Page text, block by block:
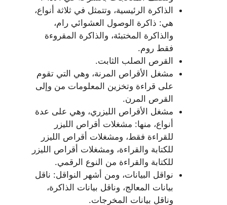
الذاكرة الرئيسية، وتتمثل في ثلاثة أنواع،
هي: ذاكرة الوصول العشوائي رام،
والذاكرة المختبئة، والذاكرة المقروءة
فقط روم.
القرص الصلب الثابت.
مشغل الأقراص المرنة، وهي التي تقوم
على قراءة وتخزين المعلومات من وإلى
القرص المرن.
مشغل الأقراص الليزري، وهي على عدة
أنواع، منها: مشغلات أقراص الليزر
للقراءة فقط، ومشغلات أقراص الليزر
للكتابة والقراءة، ومشغلات أقراص الليزر
للكتابة والقراءة من النوع الرقمي.
نواقل البيانات، ومن أشهر النواقل: ناقل
بيانات المعالج، وناقل بيانات الذاكرة،
وناقل بيانات المخرجات.